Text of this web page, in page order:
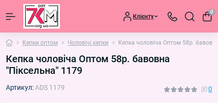
Клієнту
0
Кепки оптом Чоловічі кепки Кепка чоловіча Оптом 58р.
Кепка чоловіча Оптом 58р. бавовна
"Піксельна" 1179
Артикул:ADS 1179 0